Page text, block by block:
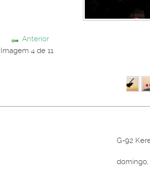
Anterior
Imagem 4 de 11
G-92
domingo,